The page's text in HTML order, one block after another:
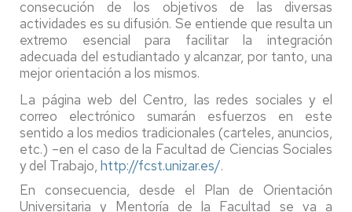
consecución de los objetivos de las diversas
actividades es su difusión. Se entiende que resulta un
extremo esencial para facilitar la integración
adecuada del estudiantado y alcanzar, por tanto, una
mejor orientación a los mismos.
La página web del Centro, las redes sociales y el
correo electrónico sumarán esfuerzos en este
sentido a los medios tradicionales (carteles, anuncios,
etc.) –en el caso de la Facultad de Ciencias Sociales
y del Trabajo, http://fcst.unizar.es/.
En consecuencia, desde el Plan de Orientación
Universitaria y Mentoría de la Facultad se va a